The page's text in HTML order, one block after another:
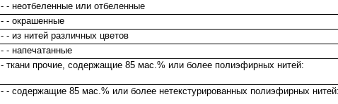
- - неотбеленные или отбеленные
- - окрашенные
- - из нитей различных цветов
- - напечатанные
- ткани прочие, содержащие 85 мас.% или более полиэфирных нитей:
- - содержащие 85 мас.% или более нетекстурированных полиэфирных нитей: